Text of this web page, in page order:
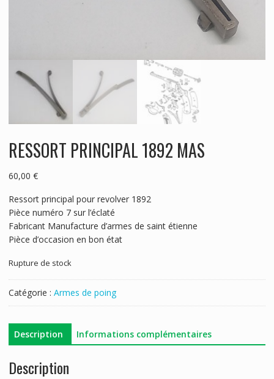
RESSORT PRINCIPAL 1892 MAS
60,00 €
Ressort principal pour revolver 1892
Pièce numéro 7 sur l’éclaté
Fabricant Manufacture d’armes de saint étienne
Pièce d’occasion en bon état
Rupture de stock
Catégorie : Armes de poing
Description Informations complémentaires
Description